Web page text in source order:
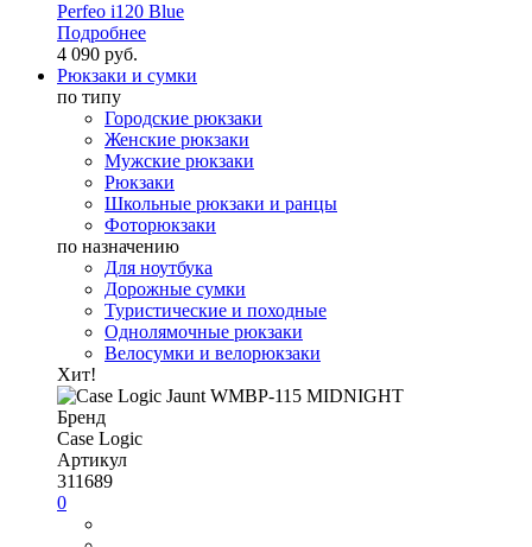
Perfeo i120 Blue
Подробнее
4 090 руб.
Рюкзаки и сумки
по типу
Городские рюкзаки
Женские рюкзаки
Мужские рюкзаки
Рюкзаки
Школьные рюкзаки и ранцы
Фоторюкзаки
по назначению
Для ноутбука
Дорожные сумки
Туристические и походные
Однолямочные рюкзаки
Велосумки и велорюкзаки
Хит!
Бренд
Case Logic
Артикул
311689
0